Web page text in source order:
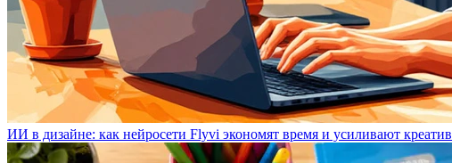
ИИ в дизайне: как нейросети Flyvi экономят время и усиливают креатив